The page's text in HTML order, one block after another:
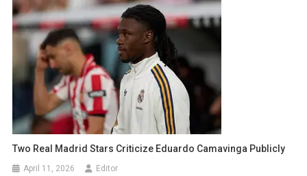
Two Real Madrid Stars Criticize Eduardo Camavinga Publicly
April 11, 2026 Editor